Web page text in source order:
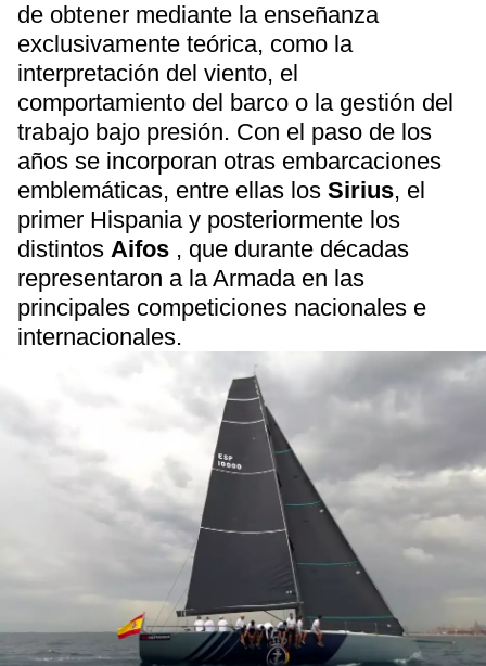
de obtener mediante la enseñanza
exclusivamente teórica, como la
interpretación del viento, el
comportamiento del barco o la gestión del
trabajo bajo presión. Con el paso de los
años se incorporan otras embarcaciones
emblemáticas, entre ellas los Sirius, el
primer Hispania y posteriormente los
distintos Aifos , que durante décadas
representaron a la Armada en las
principales competiciones nacionales e
internacionales.